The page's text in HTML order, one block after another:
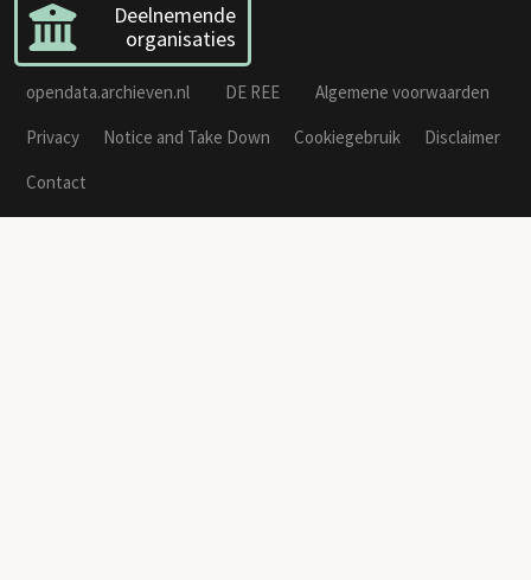
Deelnemende
organisaties
opendata.archieven.nl DE REE
Algemene voorwaarden
Privacy
Notice and Take Down Cookiegebruik
Disclaimer
Contact